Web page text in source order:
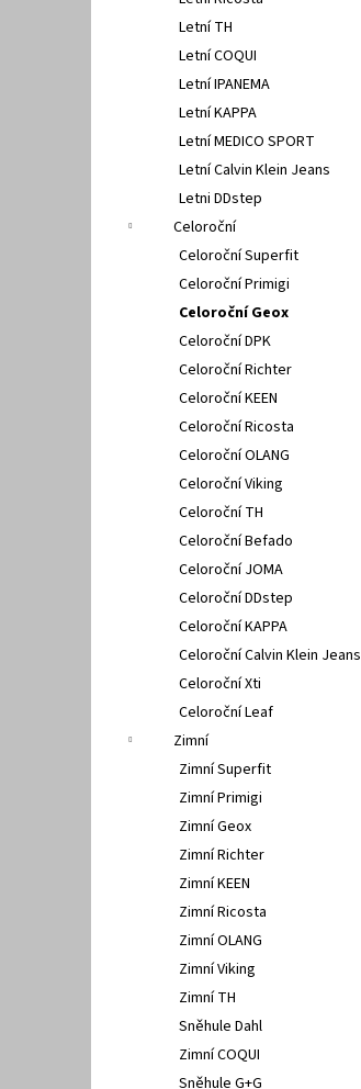
Letní TH
Letní COQUI
Letní IPANEMA
Letní KAPPA
Letní MEDICO SPORT
Letní Calvin Klein Jeans
Letni DDstep
Celoroční
Celoroční Superfit
Celoroční Primigi
Celoroční Geox
Celoroční DPK
Celoroční Richter
Celoroční KEEN
Celoroční Ricosta
Celoroční OLANG
Celoroční Viking
Celoroční TH
Celoroční Befado
Celoroční JOMA
Celoroční DDstep
Celoroční KAPPA
Celoroční Calvin Klein Jeans
Celoroční Xti
Celoroční Leaf
Zimní
Zimní Superfit
Zimní Primigi
Zimní Geox
Zimní Richter
Zimní KEEN
Zimní Ricosta
Zimní OLANG
Zimní Viking
Zimní TH
Sněhule Dahl
Zimní COQUI
Sněhule G+G